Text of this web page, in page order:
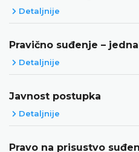
Detaljnije
Pravično suđenje –
Detaljnije
Javnost postupka
Detaljnije
Pravo na prisustvo